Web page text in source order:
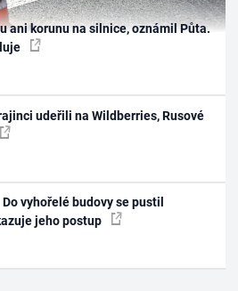
ani korunu na silnice, oznámil Půta.
udeřili na Wildberries, Rusové
vyhořelé budovy se pustil
jeho postup